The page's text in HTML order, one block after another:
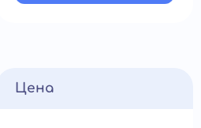
Цена